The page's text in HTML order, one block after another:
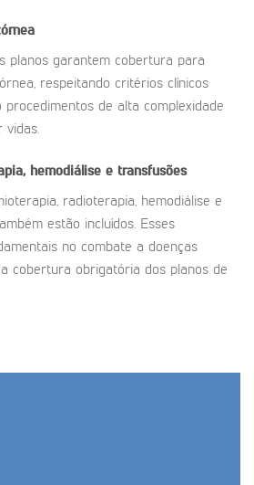
planos garantem cobertura para
respeitando critérios clínicos
procedimentos de alta complexidade
vidas.
hemodiálise e transfusões
radioterapia, hemodiálise e
estão incluídos. Esses
no combate a doenças
cobertura obrigatória dos planos de